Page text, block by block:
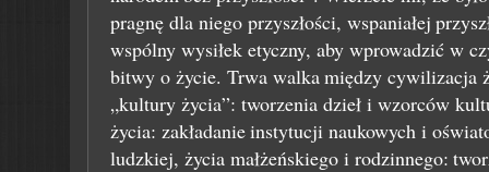
pragnę dla niego przyszłości, wspaniałej
wspólny wysiłek etyczny, aby wprowadzić w
bitwy o życie. Trwa walkamiędzy cywilizacja
„kultury życia”: tworzenia dzieł i wzorców
życia: zakładanieinstytucji naukowych i
ludzkiej, życia małżeńskiego i rodzinnego: